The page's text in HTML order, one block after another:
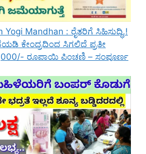
Yogi Mandhan : ರೈತರಿಗೆ ಸಿಹಿಸುದ್ಧಿ.!
ಕೇಂದ್ರದಿಂದ ಸಿಗಲಿದೆ ಪ್ರತೀ
ರೂಪಾಯಿ ಪಿಂಚಣಿ – ಸಂಪೂರ್ಣ